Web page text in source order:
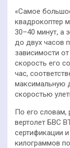
«Самое
квадрокоптер
30–40 минут, а
до двух часов
зависимости
скорость его
час,
максимальную
скоростью
По его словам,
вертолет БВС
сертификации
килограммов